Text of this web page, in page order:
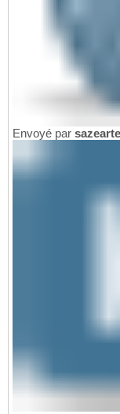
Envoyé par sazearte